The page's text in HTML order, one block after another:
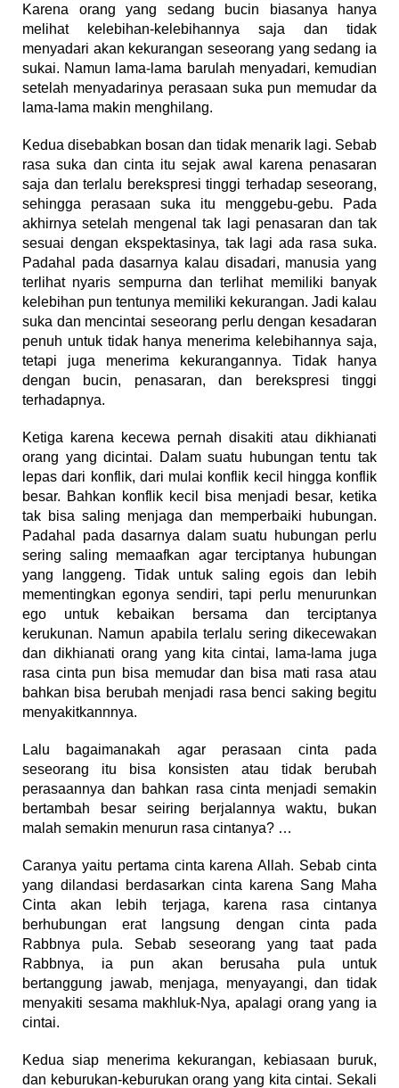
Karena orang yang sedang bucin biasanya hanya
melihat kelebihan-kelebihannya saja dan tidak
menyadari akan kekurangan seseorang yang sedang ia
sukai. Namun lama-lama barulah menyadari, kemudian
setelah menyadarinya perasaan suka pun memudar da
lama-lama makin menghilang.
Kedua disebabkan bosan dan tidak menarik lagi. Sebab
rasa suka dan cinta itu sejak awal karena penasaran
saja dan terlalu berekspresi tinggi terhadap seseorang,
sehingga perasaan suka itu menggebu-gebu. Pada
akhirnya setelah mengenal tak lagi penasaran dan tak
sesuai dengan ekspektasinya, tak lagi ada rasa suka.
Padahal pada dasarnya kalau disadari, manusia yang
terlihat nyaris sempurna dan terlihat memiliki banyak
kelebihan pun tentunya memiliki kekurangan. Jadi kalau
suka dan mencintai seseorang perlu dengan kesadaran
penuh untuk tidak hanya menerima kelebihannya saja,
tetapi juga menerima kekurangannya. Tidak hanya
dengan bucin, penasaran, dan berekspresi tinggi
terhadapnya.
Ketiga karena kecewa pernah disakiti atau dikhianati
orang yang dicintai. Dalam suatu hubungan tentu tak
lepas dari konflik, dari mulai konflik kecil hingga konflik
besar. Bahkan konflik kecil bisa menjadi besar, ketika
tak bisa saling menjaga dan memperbaiki hubungan.
Padahal pada dasarnya dalam suatu hubungan perlu
sering saling memaafkan agar terciptanya hubungan
yang langgeng. Tidak untuk saling egois dan lebih
mementingkan egonya sendiri, tapi perlu menurunkan
ego untuk kebaikan bersama dan terciptanya
kerukunan. Namun apabila terlalu sering dikecewakan
dan dikhianati orang yang kita cintai, lama-lama juga
rasa cinta pun bisa memudar dan bisa mati rasa atau
bahkan bisa berubah menjadi rasa benci saking begitu
menyakitkannnya.
Lalu bagaimanakah agar perasaan cinta pada
seseorang itu bisa konsisten atau tidak berubah
perasaannya dan bahkan rasa cinta menjadi semakin
bertambah besar seiring berjalannya waktu, bukan
malah semakin menurun rasa cintanya? …
Caranya yaitu pertama cinta karena Allah. Sebab cinta
yang dilandasi berdasarkan cinta karena Sang Maha
Cinta akan lebih terjaga, karena rasa cintanya
berhubungan erat langsung dengan cinta pada
Rabbnya pula. Sebab seseorang yang taat pada
Rabbnya, ia pun akan berusaha pula untuk
bertanggung jawab, menjaga, menyayangi, dan tidak
menyakiti sesama makhluk-Nya, apalagi orang yang ia
cintai.
Kedua siap menerima kekurangan, kebiasaan buruk,
dan keburukan-keburukan orang yang kita cintai. Sekali